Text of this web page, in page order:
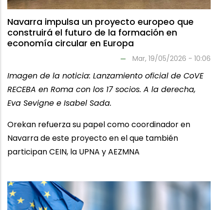
Navarra impulsa un proyecto europeo que
construirá el futuro de la formación en
economía circular en Europa
Mar, 19/05/2026 - 10:06
Imagen de la noticia: Lanzamiento oficial de CoVE
RECEBA en Roma con los 17 socios. A la derecha,
Eva Sevigne e Isabel Sada.
Orekan refuerza su papel como coordinador en
Navarra de este proyecto en el que también
participan CEIN, la UPNA y AEZMNA